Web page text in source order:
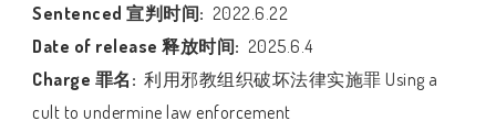
Sentenced 宣判时间: 2022.6.22
Date of release 释放时间: 2025.6.4
Charge 罪名: 利用邪教组织破坏法律实施罪 Using a
cult to undermine law enforcement